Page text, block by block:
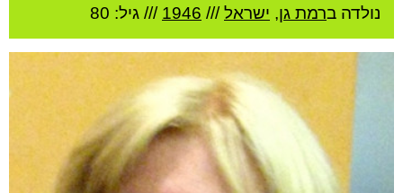
נולדה ברמת גן, ישראל///
1946 /// גיל: 80